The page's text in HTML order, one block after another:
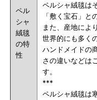
ペル
シャ
絨毯
の特
性
ペルシャ絨毯は
「敷く宝石」と
また、産地によ
世界的にも多く
ハンドメイドの
さの違いなどは
す。
***
ペルシャ絨毯は